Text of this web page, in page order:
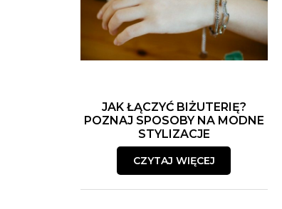
JAK ŁĄCZYĆ BIŻUTERIĘ?
POZNAJ SPOSOBY NA MODNE
STYLIZACJE
CZYTAJ WIĘCEJ